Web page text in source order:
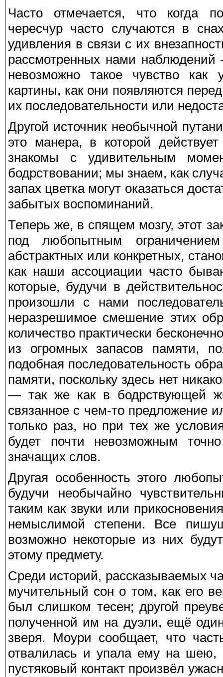
Часто отмечается, что когда
чересчур часто случаются в
удивления в связи с их
рассмотренных нами наблюдений
невозможно такое чувство
картины, как они появляются
их последовательности или
Другой источник необычной
это манера, в которой
знакомы с удивительным
бодрствовании; мы знаем, как
запах цветка могут оказаться
забытых воспоминаний.
Теперь же, в спящем мозгу, этот
под любопытным
абстрактных или конкретных,
как наши ассоциации часто
которые, будучи в
произошли с нами
неразрешимое смешение этих
количество практически
из огромных запасов памяти,
подобная последовательность
памяти, поскольку здесь нет
— так же как в бодрствующей
связанное с чем-то предложение
только раз, но при тех же
будет почти невозможным
значащих слов.
Другая особенность этого
будучи необычайно
таким как звуки или
немыслимой степени. Все
возможно некоторые из них
этому предмету.
Среди историй, рассказываемых
мучительный сон о том, как его
был слишком тесен; другой
полученной им на дуэли, ещё
зверя. Моури сообщает, что
отвалилась и упала ему на шею,
пустяковый контакт произвёл